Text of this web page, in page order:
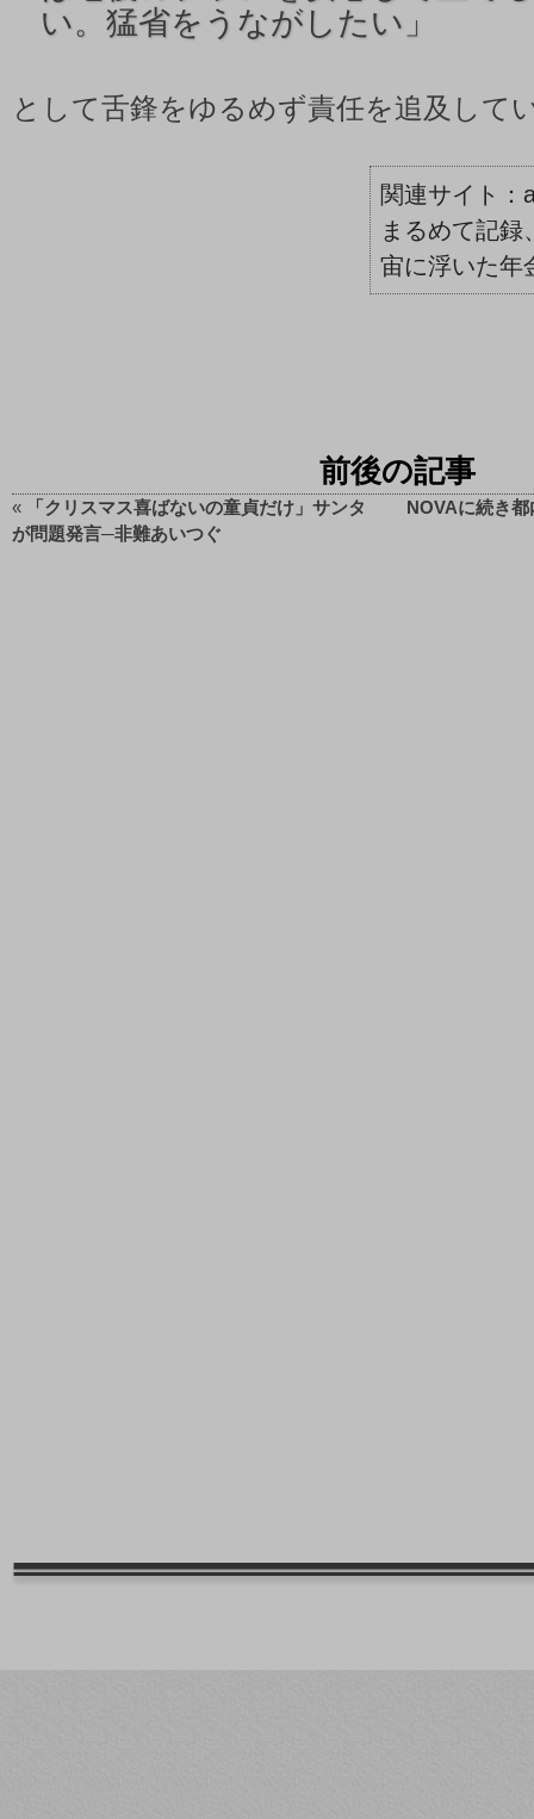
い。猛省をうながしたい」
として舌鋒をゆるめず責任を追及して
まるめて記
宙に浮いた年
前後の記事
«
「クリスマス喜ばないの童貞だけ」サンタ
が問題発言─非難あいつぐ
NOVAに続き